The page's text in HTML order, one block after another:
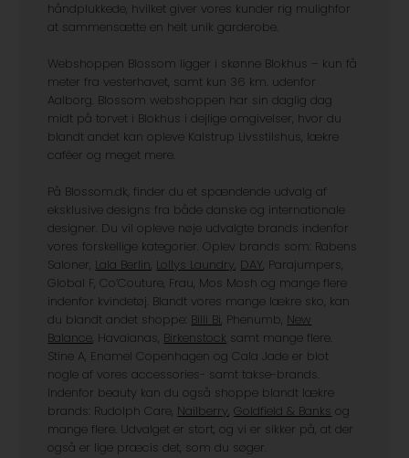
håndplukkede, hvilket giver vores kunder rig mulighfor
at sammensætte en helt unik garderobe.
Webshoppen Blossom ligger i skønne Blokhus – kun få
meter fra vesterhavet, samt kun 36 km. udenfor
Aalborg. Blossom webshoppen har sin daglig dag
midt på torvet i Blokhus i dejlige omgivelser, hvor du
blandt andet kan opleve Kalstrup Livsstilshus, lækre
caféer og meget mere.
På Blossom.dk, finder du et spændende udvalg af
eksklusive designs fra både danske og internationale
designer. Du vil opleve nøje udvalgte brands indenfor
vores forskellige kategorier. Oplev brands som: Rabens
Saloner, Lala Berlin, Lollys Laundry, DAY, Parajumpers,
Global F, Co’Couture, Frau, Mos Mosh og mange flere
indenfor kvindetøj. Blandt vores mange lækre sko, kan
du blandt andet shoppe: Billi Bi, Phenumb, New
Balance, Havaianas, Birkenstock samt mange flere.
Stine A, Enamel Copenhagen og Cala Jade er blot
nogle af vores accessories- samt takse-brands.
Indenfor beauty kan du også shoppe blandt lækre
brands: Rudolph Care, Nailberry,Goldfield & Banks og
mange flere. Udvalget er stort, og vi er sikker på, at der
også er lige præcis det, som du søger.